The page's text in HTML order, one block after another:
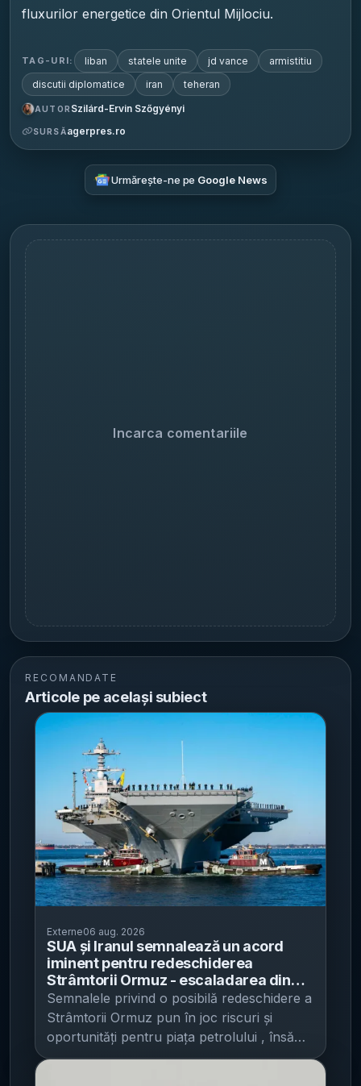
fluxurilor energetice din Orientul Mijlociu.
TAG-URI: liban statele unite jd vance
armistitiu
discutii diplomatice
iran teheran
AUTOR Szilárd-Ervin Szőgyényi
SURSĂagerpres.ro
Urmărește-ne pe Google News
Incarca comentariile
RECOMANDATE
Articole pe același subiect
Externe06 aug. 2026
SUA și Iranul semnalează un acord
iminent pentru redeschiderea
Strâmtorii Ormuz - escaladarea din
sudul Libanului riscă să complice
negocierile și să mențină presiunea pe
piețele energetice
Semnalele privind o posibilă redeschidere a
Strâmtorii Ormuz pun în joc riscuri și
oportunități pentru piața petrolului , însă
escaladarea din Liban și atacurile